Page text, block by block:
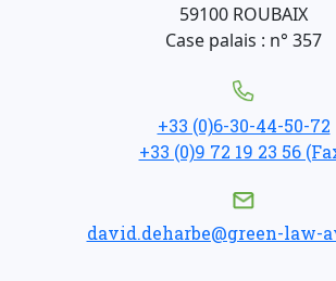
59100 ROUBAIX
Case palais : n° 357
+33 (0)6-30-44-50-72
+33 (0)9 72 19 23 56
david.deharbe@green-law-